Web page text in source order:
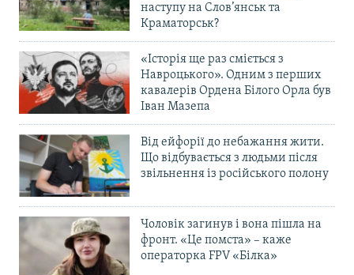
наступу на Слов’янськ та
Краматорськ?
«Історія ще раз сміється з
Навроцького». Одним з перших
кавалерів Ордена Білого Орла був
Іван Мазепа
Від ейфорії до небажання жити.
Що відбувається з людьми після
звільнення із російського полону
Чоловік загинув і вона пішла на
фронт. «Це помста» – каже
операторка FPV «Білка»